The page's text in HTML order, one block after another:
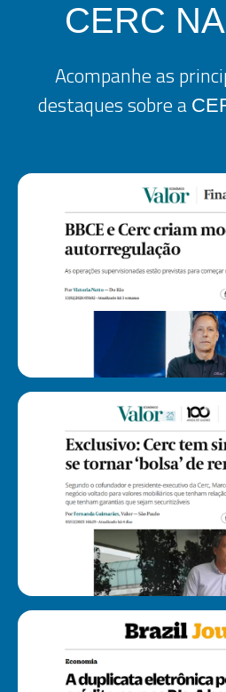
CERC NA
Acompanhe as
destaques sobre a